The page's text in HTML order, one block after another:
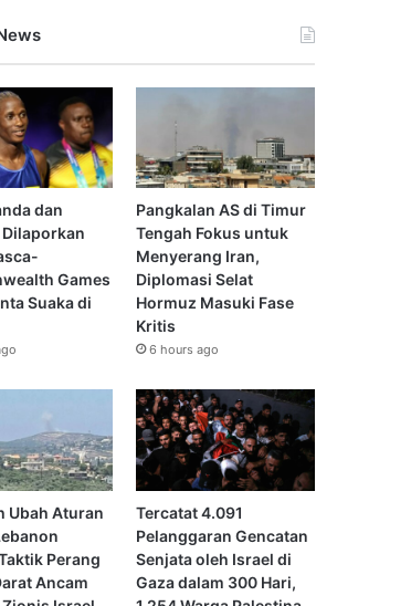
dan
Games
Suaka di
Pangkalan AS di Timur
Tengah Fokus untuk
Menyerang Iran,
Diplomasi Selat
Hormuz Masuki Fase
Kritis
6 hours ago
Ubah Aturan
Perang
Ancam
Tercatat 4.091
Pelanggaran Gencatan
Senjata oleh Israel di
Gaza dalam 300 Hari,